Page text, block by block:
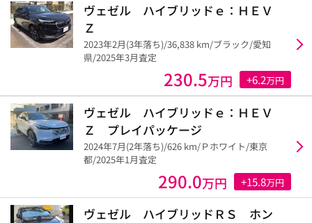
ヴェゼル ハイブリッドｅ：ＨＥＶ
Ｚ
2023年2月(3年落ち)/36,838 km/ブラック/愛知
県/2025年3月査定
230.5万円 +6.2万円
ヴェゼル ハイブリッドｅ：ＨＥＶ
Ｚ プレイパッケージ
2024年7月(2年落ち)/626 km/Ｐホワイト/東京
都/2025年1月査定
290.0万円 +15.8万円
ヴェゼル ハイブリッドＲＳ ホン